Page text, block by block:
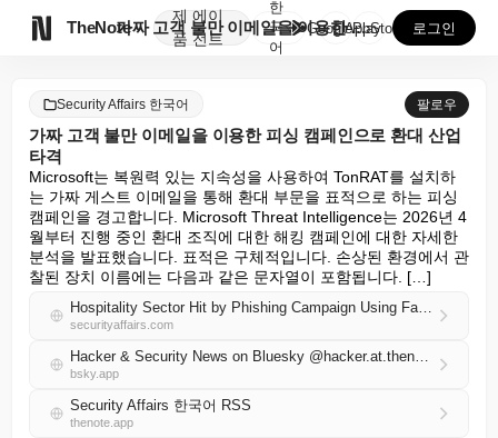
TheNote
제
품
에이
전트
가짜 고객 불만 이메일을 이용한 피싱 캠페인으로 환대 ...
한
국
어
GooglePlay
AppStore 로그인
Security Affairs 한국어 팔로우
가짜 고객 불만 이메일을 이용한 피싱 캠페인으로 환대 산업
타격
Microsoft는 복원력 있는 지속성을 사용하여 TonRAT를 설치하
는 가짜 게스트 이메일을 통해 환대 부문을 표적으로 하는 피싱
캠페인을 경고합니다. Microsoft Threat Intelligence는 2026년 4
월부터 진행 중인 환대 조직에 대한 해킹 캠페인에 대한 자세한
분석을 발표했습니다. 표적은 구체적입니다. 손상된 환경에서 관
찰된 장치 이름에는 다음과 같은 문자열이 포함됩니다. […]
Hospitality Sector Hit by Phishing Campaign Using Fake Guest Complaint Emails
securityaffairs.com
Hacker & Security News on Bluesky @hacker.at.thenote.app
bsky.app
Security Affairs 한국어 RSS
thenote.app